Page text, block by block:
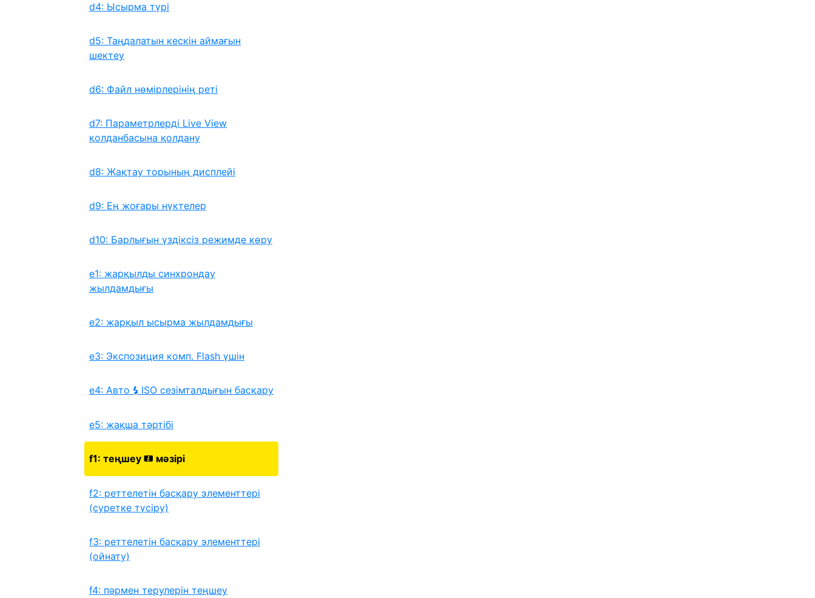
d4: Ысырма түрі
d5: Таңдалатын кескін аймағын
шектеу
d6: Файл нөмірлерінің реті
d7: Параметрлерді Live View
қолданбасына қолдану
d8: Жақтау торының дисплейі
d9: Ең жоғары нүктелер
d10: Барлығын үздіксіз режимде көру
e1: жарқылды синхрондау
жылдамдығы
e2: жарқыл ысырма жылдамдығы
e3: Экспозиция комп. Flash үшін
e4: Авто c ISO сезімталдығын басқару
e5: жақша тәртібі
f1: теңшеу i мәзірі
f2: реттелетін басқару элементтері
(суретке түсіру)
f3: реттелетін басқару элементтері
(ойнату)
f4: пәрмен терулерін теңшеу